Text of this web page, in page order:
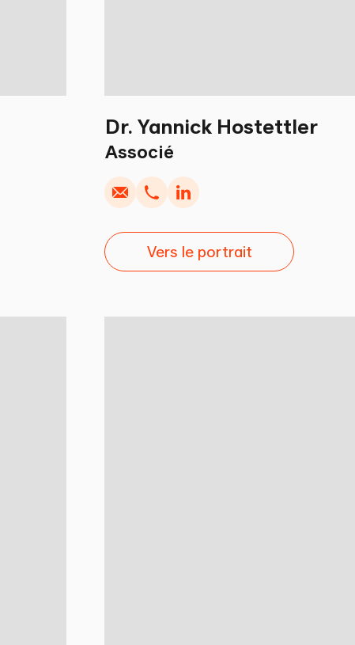
Dr. Yannick Hostettler
Associé
Vers le portrait